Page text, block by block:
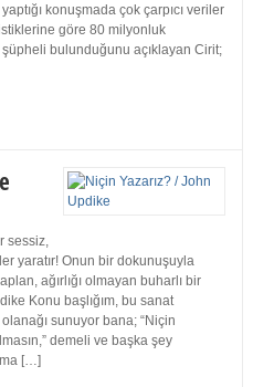
konuşmada çok çarpıcı veriler
göre 80 milyonluk
bulunduğunu açıklayan Cirit;
sessiz,
yaratır! Onun bir dokunuşuyla
ağırlığı olmayan buharlı bir
Konu başlığım, bu sanat
sunuyor bana; “Niçin
demeli ve başka şey
[…]